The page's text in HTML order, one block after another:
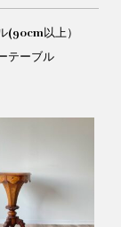
(90cm以上）
テーブル